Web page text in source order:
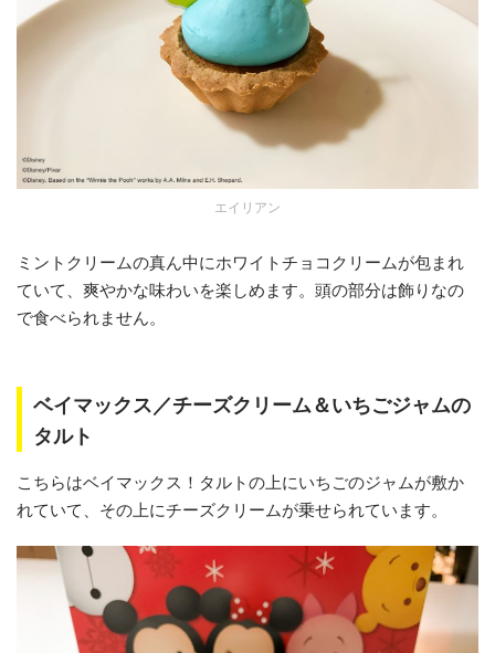
エイリアン
ミントクリームの真ん中にホワイトチョコクリームが包まれ
ていて、爽やかな味わいを楽しめます。頭の部分は飾りなの
で食べられません。
ベイマックス／チーズクリーム＆いちごジャムの
タルト
こちらはベイマックス！タルトの上にいちごのジャムが敷か
れていて、その上にチーズクリームが乗せられています。